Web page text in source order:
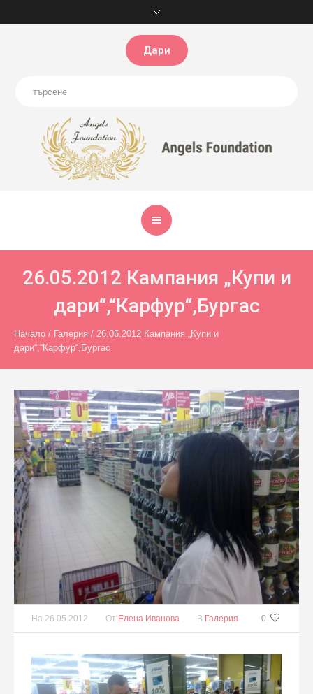
Дари
26.05.2012 Кампания „Купи и
дари“,“Карфур“,Бургас
Начало / Галерия / 26.05.2012 Кампания „Купи и
дари“,“Карфур“,Бургас
0
На 26.05.2012 От Елена Иванова В Галерия